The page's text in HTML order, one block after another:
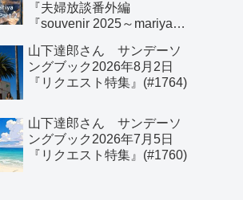
『夫婦放談番外編
『souvenir 2025～mariya
(#1763)
山下達郎さん サンデーソ
ングブック2026年8月2日
『リクエスト特集』(#1764)
山下達郎さん サンデーソ
ングブック2026年7月5日
『リクエスト特集』(#1760)